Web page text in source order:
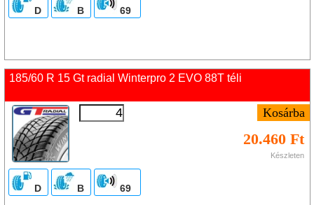
D B 69
185/60 R 15 Gt radial Winterpro 2 EVO 88T téli
20.460 Ft
Készleten
D B 69